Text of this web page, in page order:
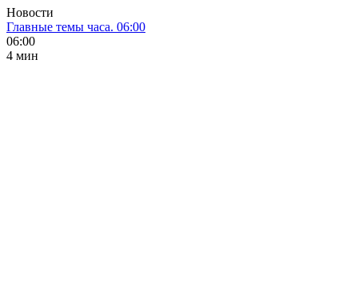
Новости
Главные темы часа. 06:00
06:00
4 мин